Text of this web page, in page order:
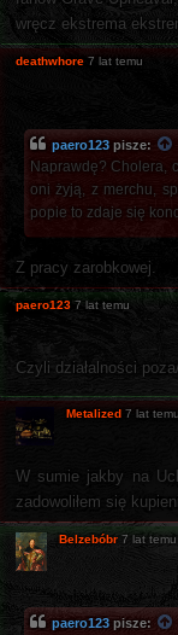
wręcz ekstrema
deathwhore 7 lat temu
paero123 pisze:
Naprawdę? Cholera,
oni żyją, z merchu,
popie to zdaje się
Z pracy zarobkowej.
paero123 7 lat temu
Czyli działalności
Metalized 7 lat temu
W sumie jakby na
zadowoliłem się
Belzebóbr 7 lat temu
paero123 pisze: